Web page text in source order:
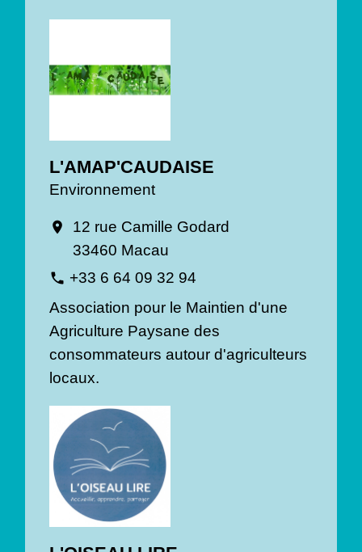
L'AMAP'CAUDAISE
Environnement
location_on
12 rue Camille Godard
33460 Macau
phone +33 6 64 09 32 94
Association pour le Maintien d'une
Agriculture Paysane des
consommateurs autour d'agriculteurs
locaux.